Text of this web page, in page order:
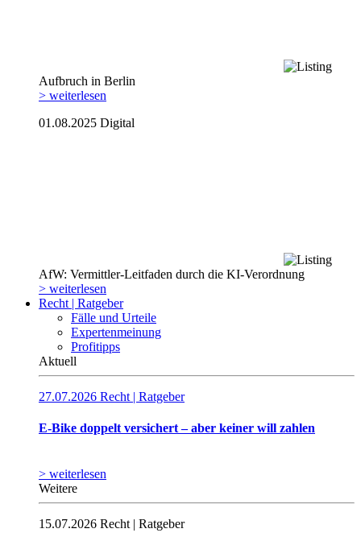
Aufbruch in Berlin
> weiterlesen
01.08.2025 Digital
AfW: Vermittler-Leitfaden durch die KI-Verordnung
> weiterlesen
Recht | Ratgeber
Fälle und Urteile
Expertenmeinung
Profitipps
Aktuell
27.07.2026 Recht | Ratgeber
E-Bike doppelt versichert – aber keiner will zahlen
> weiterlesen
Weitere
15.07.2026 Recht | Ratgeber